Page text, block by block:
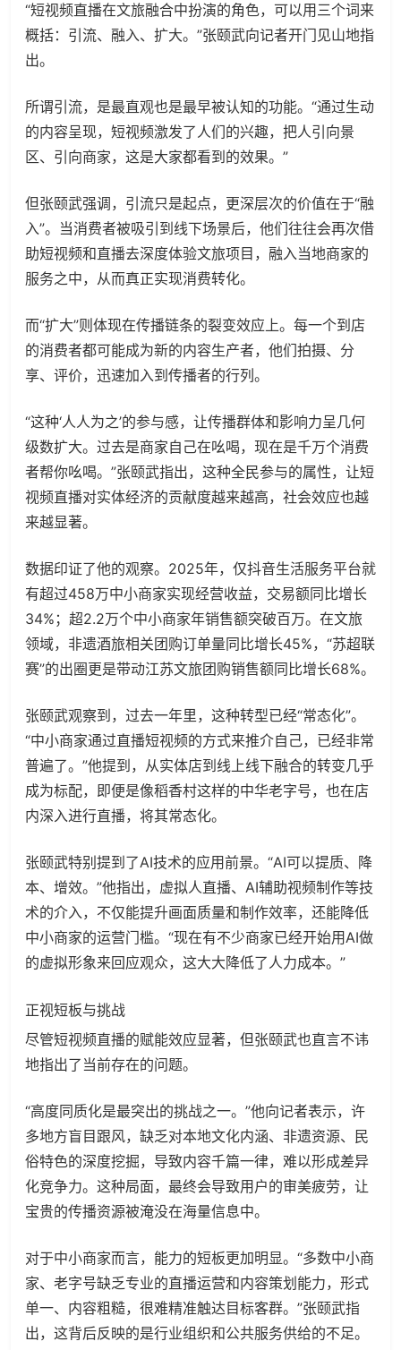
“短视频直播在文旅融合中扮演的角色，可以用三个词来
概括：引流、融入、扩大。”张颐武向记者开门见山地指
出。
所谓引流，是最直观也是最早被认知的功能。“通过生动
的内容呈现，短视频激发了人们的兴趣，把人引向景
区、引向商家，这是大家都看到的效果。”
但张颐武强调，引流只是起点，更深层次的价值在于“融
入”。当消费者被吸引到线下场景后，他们往往会再次借
助短视频和直播去深度体验文旅项目，融入当地商家的
服务之中，从而真正实现消费转化。
而“扩大”则体现在传播链条的裂变效应上。每一个到店
的消费者都可能成为新的内容生产者，他们拍摄、分
享、评价，迅速加入到传播者的行列。
“这种‘人人为之’的参与感，让传播群体和影响力呈几何
级数扩大。过去是商家自己在吆喝，现在是千万个消费
者帮你吆喝。”张颐武指出，这种全民参与的属性，让短
视频直播对实体经济的贡献度越来越高，社会效应也越
来越显著。
数据印证了他的观察。2025年，仅抖音生活服务平台就
有超过458万中小商家实现经营收益，交易额同比增长
34%；超2.2万个中小商家年销售额突破百万。在文旅
领域，非遗酒旅相关团购订单量同比增长45%，“苏超联
赛”的出圈更是带动江苏文旅团购销售额同比增长68%。
张颐武观察到，过去一年里，这种转型已经“常态化”。
“中小商家通过直播短视频的方式来推介自己，已经非常
普遍了。”他提到，从实体店到线上线下融合的转变几乎
成为标配，即便是像稻香村这样的中华老字号，也在店
内深入进行直播，将其常态化。
张颐武特别提到了AI技术的应用前景。“AI可以提质、降
本、增效。”他指出，虚拟人直播、AI辅助视频制作等技
术的介入，不仅能提升画面质量和制作效率，还能降低
中小商家的运营门槛。“现在有不少商家已经开始用AI做
的虚拟形象来回应观众，这大大降低了人力成本。”
正视短板与挑战
尽管短视频直播的赋能效应显著，但张颐武也直言不讳
地指出了当前存在的问题。
“高度同质化是最突出的挑战之一。”他向记者表示，许
多地方盲目跟风，缺乏对本地文化内涵、非遗资源、民
俗特色的深度挖掘，导致内容千篇一律，难以形成差异
化竞争力。这种局面，最终会导致用户的审美疲劳，让
宝贵的传播资源被淹没在海量信息中。
对于中小商家而言，能力的短板更加明显。“多数中小商
家、老字号缺乏专业的直播运营和内容策划能力，形式
单一、内容粗糙，很难精准触达目标客群。”张颐武指
出，这背后反映的是行业组织和公共服务供给的不足。